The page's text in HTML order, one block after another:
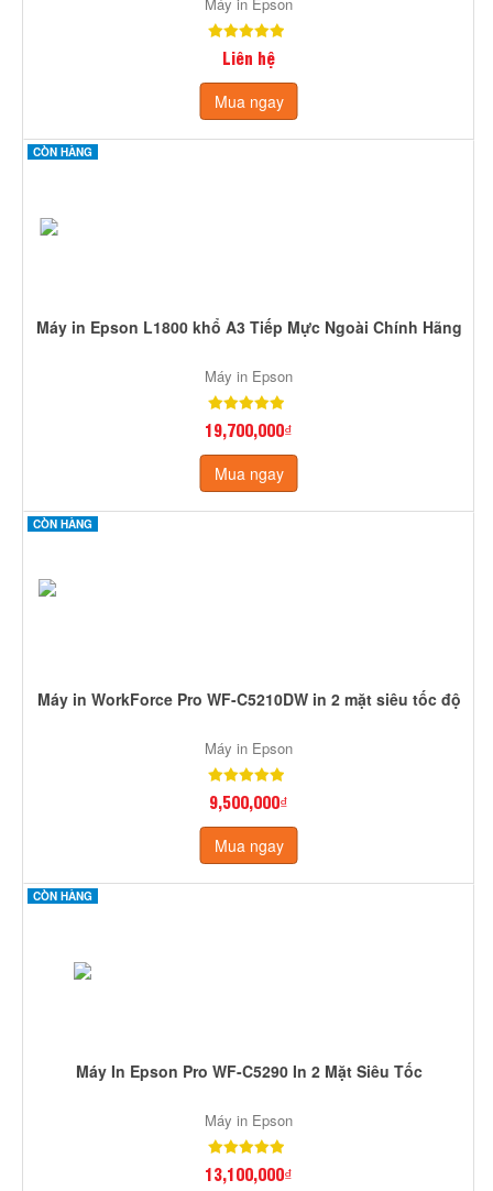
Liên hệ
Mua ngay
CÒN HÀNG
Máy in Epson L1800 khổ A3 Tiếp Mực Ngoài Chính Hãng
Máy in Epson
19,700,000₫
Mua ngay
CÒN HÀNG
Máy in WorkForce Pro WF-C5210DW in 2 mặt siêu tốc độ
Máy in Epson
9,500,000₫
Mua ngay
CÒN HÀNG
Máy In Epson Pro WF-C5290 In 2 Mặt Siêu Tốc
Máy in Epson
13,100,000₫